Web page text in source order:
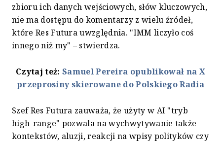
zbioru ich danych wejściowych, słów kluczowych,
nie ma dostępu do komentarzy z wielu źródeł,
które Res Futura uwzględnia. "IMM liczyło coś
innego niż my" – stwierdza.
Czytaj też: Samuel Pereira opublikował na X
przeprosiny skierowane do Polskiego Radia
Szef Res Futura zauważa, że użyty w AI "tryb
high-range" pozwala na wychwytywanie także
kontekstów, aluzji, reakcji na wpisy polityków czy